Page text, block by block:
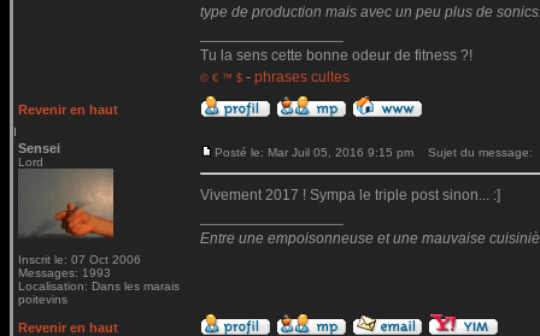
type de production mais avec un peu plus de
Tu la sens cette bonne odeur de fitness ?!
© € ™ $ - phrases cultes
Revenir en haut
Sensei
Lord
Inscrit le: 07 Oct 2006
Messages: 1993
Localisation: Dans les marais
poitevins
Posté le: Mar Juil 05, 2016 9:15 pm Sujet du message:
Vivement 2017 ! Sympa le triple post sinon... :]
Entre une empoisonneuse et une mauvaise
Revenir en haut